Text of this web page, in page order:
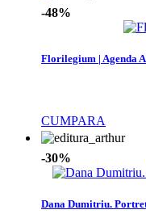
-48%
Florilegium | Agenda
CUMPARA
-30%
Dana Dumitriu.